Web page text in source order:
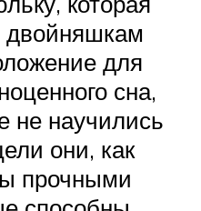
двойняшкам
для
сна,
не научились
они, как
прочными